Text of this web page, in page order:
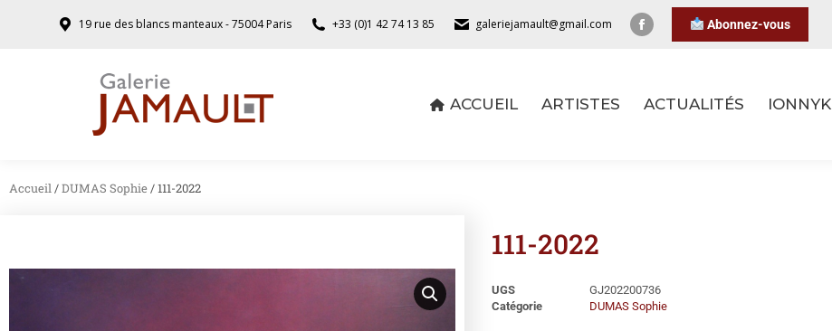
19 rue des blancs manteaux - 75004 Paris +33 (0)1 42 74 13 85 galeriejamault@gmail.com Abonnez-vous
ACCUEIL ARTISTES ACTUALITÉS IONNYK
Accueil /DUMAS Sophie / 111-2022
111-2022
UGS
GJ202200736
Catégorie
DUMAS Sophie